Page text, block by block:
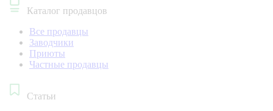
Каталог продавцов
Все продавцы
Заводчики
Приюты
Частные продавцы
Статьи